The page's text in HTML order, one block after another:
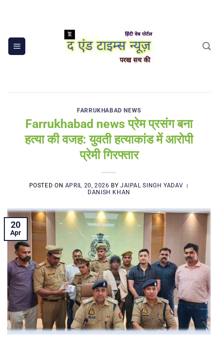
FARRUKHABAD NEWS
Farrukhabad news प्रेम प्रसंग बना
हत्या की वजह: युवती हत्याकांड में आरोपी
प्रेमी गिरफ्तार
POSTED ON APRIL 20, 2026 BY JAIPAL SINGH YADAV ।
DANISH KHAN
20
Apr